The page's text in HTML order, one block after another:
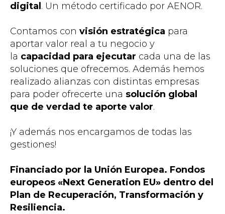
digital . Un método certificado por AENOR.
Contamos con visión estratégica para
aportar valor real a tu negocio y
la capacidad para ejecutar cada una de las
soluciones que ofrecemos. Además hemos
realizado alianzas con distintas empresas
para poder ofrecerte una solución global
que de verdad te aporte valor.
¡Y además nos encargamos de todas las
gestiones!
Financiado por la Unión Europea. Fondos
europeos «Next Generation EU» dentro del
Plan de Recuperación, Transformación y
Resiliencia.